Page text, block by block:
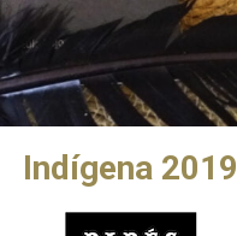
Indígena 2019